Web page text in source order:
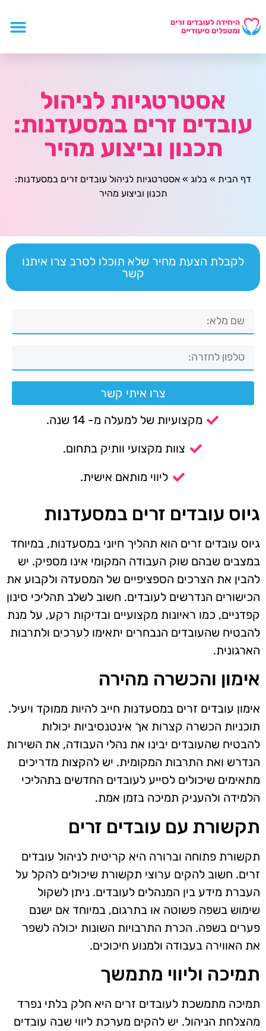
אסטרטגיות לניהול
עובדים זרים במסעדנות:
תכנון וביצוע מהיר
דף הבית » בלוג » אסטרטגיות לניהול עובדים זרים במסעדנות:
תכנון וביצוע מהיר
לקבלת הצעת מחיר שלא תוכלו לסרב צרו איתנו
קשר
צרו איתי קשר
מקצועיות של למעלה מ- 14 שנה.
צוות מקצועי וותיק בתחום.
ליווי מותאם אישית.
גיוס עובדים זרים במסעדנות
גיוס עובדים זרים הוא תהליך חיוני במסעדנות, במיוחד
במצבים שבהם שוק העבודה המקומי אינו מספיק. יש
להבין את הצרכים הספציפיים של המסעדה ולקבוע את
הכישורים הנדרשים לעובדים. חשוב לשלב תהליכי סינון
קפדניים, כמו ראיונות מקצועיים ובדיקות רקע, על מנת
להבטיח שהעובדים הנבחרים יתאימו לערכים ולתרבות
הארגונית.
אימון והכשרה מהירה
אימון עובדים זרים במסעדנות חייב להיות ממוקד ויעיל.
תוכניות הכשרה קצרות אך אינטנסיביות יכולות
להבטיח שהעובדים יבינו את נהלי העבודה, את השירות
הנדרש ואת התרבות המקומית. יש להקצות מדריכים
מתאימים שיכולים לסייע לעובדים החדשים בתהליכי
הלמידה ולהעניק תמיכה בזמן אמת.
תקשורת עם עובדים זרים
תקשורת פתוחה וברורה היא קריטית לניהול עובדים
זרים. חשוב להקים ערוצי תקשורת שיכולים להקל על
העברת מידע בין המנהלים לעובדים. ניתן לשקול
שימוש בשפה פשוטה או בתרגום, במיוחד אם ישנם
פערים בשפה. הכרת התרבויות השונות יכולה לשפר
את האווירה בעבודה ולמנוע חיכוכים.
תמיכה וליווי מתמשך
תמיכה מתמשכת לעובדים זרים היא חלק בלתי נפרד
מהצלחת הניהול. יש להקים מערכת ליווי שבה עובדים